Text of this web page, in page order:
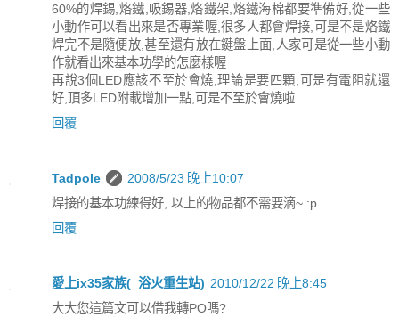
60%的焊錫,烙鐵,吸錫器,烙鐵架,烙鐵海棉都要準備好,從一些
小動作可以看出來是否專業喔,很多人都會焊接,可是不是烙鐵
焊完不是隨便放,甚至還有放在鍵盤上面,人家可是從一些小動
作就看出來基本功學的怎麼樣喔
再說3個LED應該不至於會燒,理論是要四顆,可是有電阻就還
好,頂多LED附載增加一點,可是不至於會燒啦
回覆
Tadpole
2008/5/23 晚上10:07
焊接的基本功練得好, 以上的物品都不需要滴~ :p
回覆
愛上ix35家族(_浴火重生站) 2010/12/22 晚上8:45
大大您這篇文可以借我轉PO嗎?